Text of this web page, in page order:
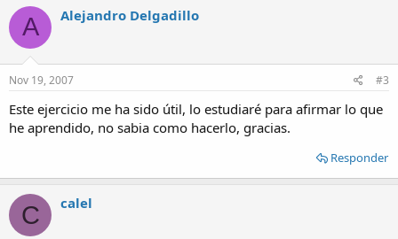
A Alejandro Delgadillo
Nov 19, 2007 #3
Este ejercicio me ha sido útil, lo estudiaré para afirmar lo que
he aprendido, no sabia como hacerlo, gracias.
Responder
C calel